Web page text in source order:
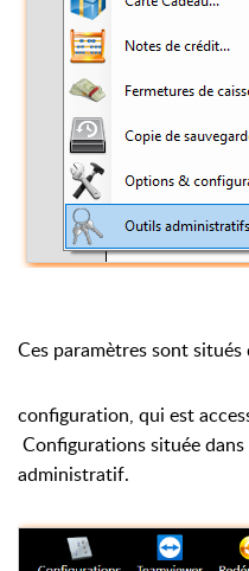
Ces paramètres sont
configuration, qui est
Configurations située
administratif.